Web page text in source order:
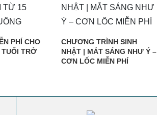
PHÍ CHO
TRỞ
CHƯƠNG TRÌNH SINH
NHẬT | MẮT SÁNG NHƯ Ý –
CƠN LỐC MIỄN PHÍ